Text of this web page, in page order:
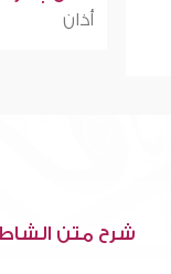
أذان
شرح متن